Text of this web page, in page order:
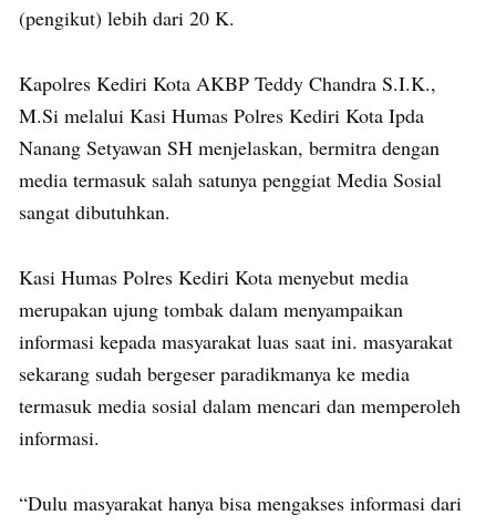
(pengikut) lebih dari 20 K.
Kapolres Kediri Kota AKBP Teddy Chandra S.I.K.,
M.Si melalui Kasi Humas Polres Kediri Kota Ipda
Nanang Setyawan SH menjelaskan, bermitra dengan
media termasuk salah satunya penggiat Media Sosial
sangat dibutuhkan.
Kasi Humas Polres Kediri Kota menyebut media
merupakan ujung tombak dalam menyampaikan
informasi kepada masyarakat luas saat ini. masyarakat
sekarang sudah bergeser paradikmanya ke media
termasuk media sosial dalam mencari dan memperoleh
informasi.
“Dulu masyarakat hanya bisa mengakses informasi dari